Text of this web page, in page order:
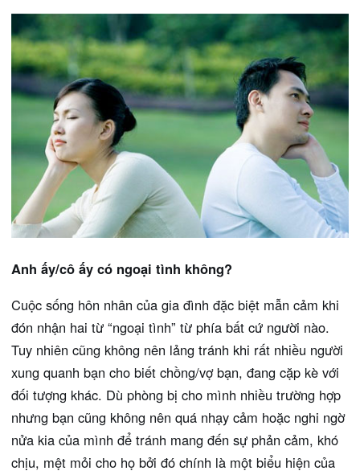
Anh ấy/cô ấy có ngoại tình không?
Cuộc sống hôn nhân của gia đình đặc biệt mẫn cảm khi
đón nhận hai từ “ngoại tình” từ phía bất cứ người nào.
Tuy nhiên cũng không nên lảng tránh khi rất nhiều người
xung quanh bạn cho biết chồng/vợ bạn, đang cặp kè với
đối tượng khác. Dù phòng bị cho mình nhiều trường hợp
nhưng bạn cũng không nên quá nhạy cảm hoặc nghi ngờ
nửa kia của mình để tránh mang đến sự phản cảm, khó
chịu, mệt mỏi cho họ bởi đó chính là một biểu hiện của